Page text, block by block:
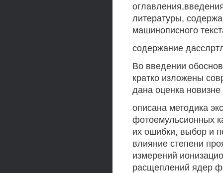
литературы,
машинописного
содержание
Во введении
кратко изложены
дана оценка
описана методика
фотоемульсионных
их ошибки, выбор и
влияние степени
измерений
расщеплений ядер